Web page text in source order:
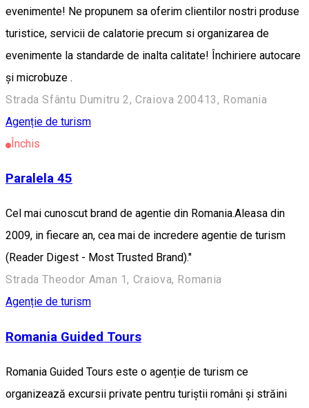
evenimente! Ne propunem sa oferim clientilor nostri produse
turistice, servicii de calatorie precum si organizarea de
evenimente la standarde de inalta calitate! Închiriere autocare
și microbuze .
Strada Sfântu Dumitru 2, Craiova 200413, Romania
Agenție de turism
Închis
Paralela 45
Cel mai cunoscut brand de agentie din Romania.Aleasa din
2009, in fiecare an, cea mai de incredere agentie de turism
(Reader Digest - Most Trusted Brand)."
Strada Theodor Aman 1, Craiova, Romania
Agenție de turism
Romania Guided Tours
Romania Guided Tours este o agenție de turism ce
organizează excursii private pentru turiștii români și străini